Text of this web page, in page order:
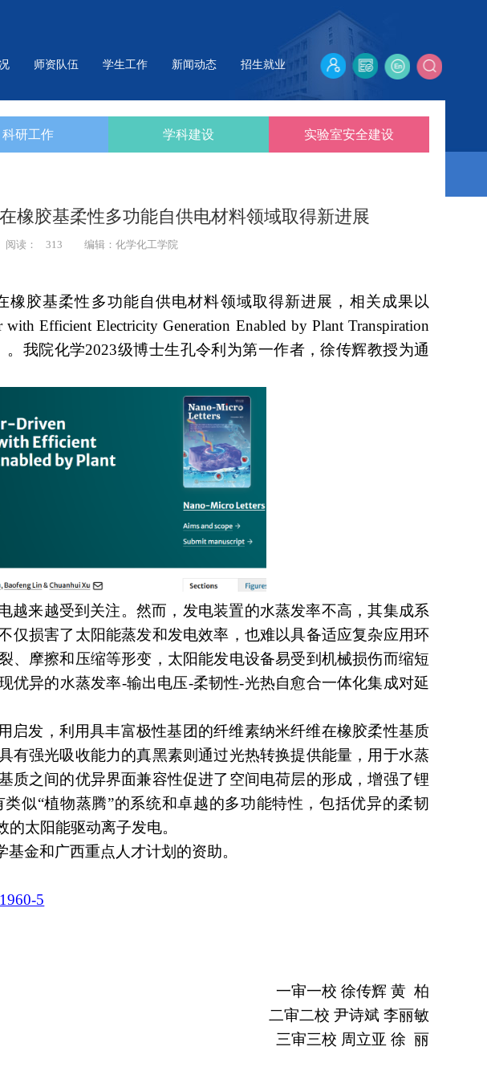
师资队伍 学生工作 新闻动态 招生就业
科研工作 学科建设 实验室安全建设
橡胶基柔性多功能自供电材料领域取得新进展
阅读： 313 编辑：化学化工学院
橡胶基柔性多功能自供电材料领域取得新进展，相关成果以
with Efficient Electricity Generation Enabled by Plant Transpiration
。我院化学2023级博士生孔令利为第一作者，徐传辉教授为通
越来越受到关注。然而，发电装置的水蒸发率不高，其集成系
仅损害了太阳能蒸发和发电效率，也难以具备适应复杂应用环
、摩擦和压缩等形变 ，太阳能发电设备易受到机械损伤而缩短
优异的水蒸发率-输出电压-柔韧性-光热自愈合一体化集成对延
启发， 利用具丰富极性基团的纤维素纳米纤维在橡胶柔性基质
有强光吸收能力的真黑素则通过光热转换提供能量，用于水蒸
质之间的优异界面兼容性促进了空间电荷层的形成，增强了锂
类似“植物蒸腾”的系统和卓越的多功能特性，包括优异的柔韧
的太阳能驱动离子发电。
基金和广西重点人才计划的资助。
5
一审一校 徐传辉 黄 柏
二审二校 尹诗斌 李丽敏
三审三校 周立亚 徐 丽